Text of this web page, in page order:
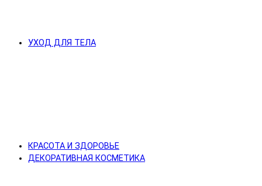
УХОД ДЛЯ ТЕЛА
КРАСОТА И ЗДОРОВЬЕ
ДЕКОРАТИВНАЯ КОСМЕТИКА